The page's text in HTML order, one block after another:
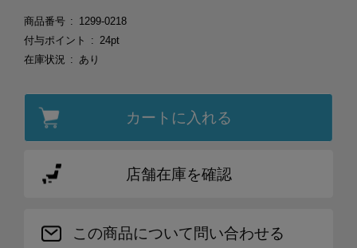
商品番号
1299-0218
付与ポイント
24pt
在庫状況
あり
カートに入れる
店舗在庫を確認
この商品について問い合わせる